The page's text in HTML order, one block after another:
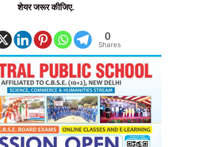
शेयर जरूर कीजिए.
0
Shares